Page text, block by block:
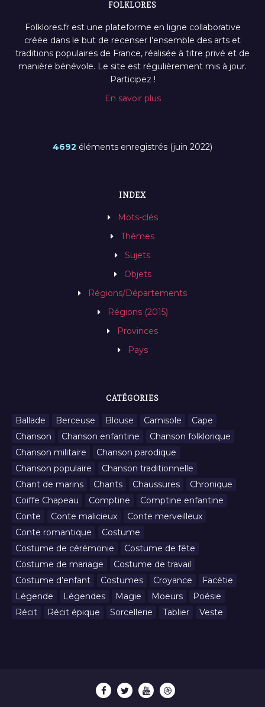
FOLKLORES
Folklores.fr est une plateforme en ligne collaborative
créée dans le but de recenser l’ensemble des arts et
traditions populaires de France, réalisée à titre privé et de
manière bénévole. Le site est régulièrement mis à jour.
Participez !
En savoir plus
4692 éléments enregistrés (juin 2022)
INDEX
Mots-clés
Thèmes
Sujets
Objets
Régions/Départements
Régions (2015)
Provinces
Pays
CATÉGORIES
Ballade Berceuse Blouse Camisole
Cape
Chanson
Chanson enfantine
Chanson folklorique
Chanson militaire
Chanson parodique
Chanson populaire
Chanson traditionnelle
Chant de marins
Chants Chaussures
Chronique
Coiffe Chapeau
Comptine
Comptine enfantine
Conte
Conte malicieux
Conte merveilleux
Conte romantique
Costume
Costume de cérémonie
Costume de fête
Costume de mariage
Costume de travail
Costume d’enfant
Costumes Croyance
Facétie
Légende
Légendes Magie Moeurs
Poésie
Récit
Récit épique Sorcellerie Tablier Veste